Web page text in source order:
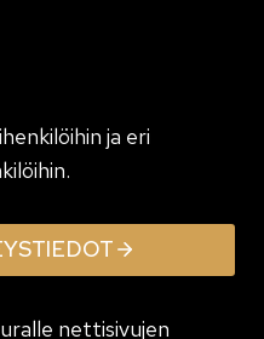
ja eri
nettisivujen